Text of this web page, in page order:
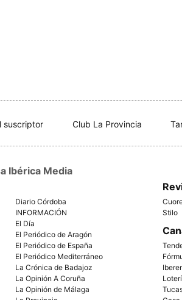
suscriptor Club La Provincia
Ibérica Media
Diario Córdoba
INFORMACIÓN
El Día
El Periódico de Aragón
El Periódico de España
El Periódico Mediterráneo
La Crónica de Badajoz
La Opinión A Coruña
La Opinión de Málaga
Stilo